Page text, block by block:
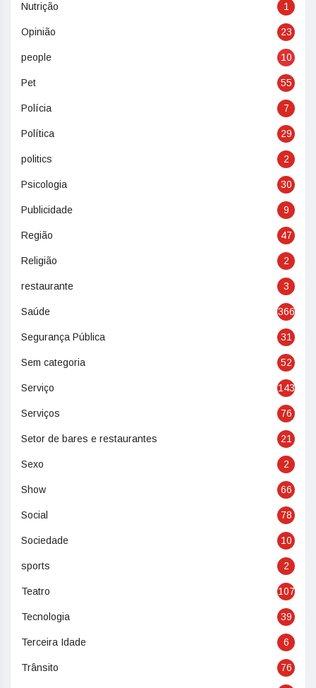
Nutrição 1
Opinião 23
people 10
Pet 55
Polícia 7
Política 29
politics 2
Psicologia 30
Publicidade 9
Região 47
Religião 2
restaurante 3
Saúde 366
Segurança Pública 31
Sem categoria 52
Serviço 143
Serviços 76
Setor de bares e restaurantes 21
Sexo 2
Show 66
Social 78
Sociedade 10
sports 2
Teatro 107
Tecnologia 39
Terceira Idade 6
Trânsito 76